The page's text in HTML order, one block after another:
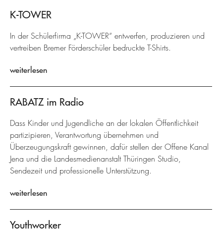
K-TOWER
In der Schülerfirma „K-TOWER“ entwerfen, produzieren und
vertreiben Bremer Förderschüler bedruckte T-Shirts.
weiterlesen
RABATZ im Radio
Dass Kinder und Jugendliche an der lokalen Öffentlichkeit
partizipieren, Verantwortung übernehmen und
Überzeugungskraft gewinnen, dafür stellen der Offene Kanal
Jena und die Landesmedienanstalt Thüringen Studio,
Sendezeit und professionelle Unterstützung.
weiterlesen
Youthworker